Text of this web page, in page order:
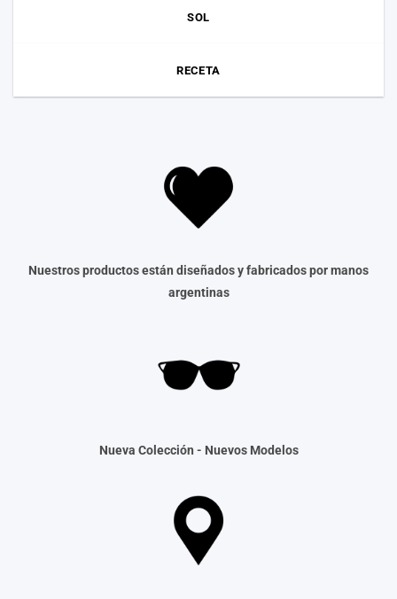
SOL
RECETA
Nuestros productos están diseñados y fabricados por manos
argentinas
Nueva Colección - Nuevos Modelos